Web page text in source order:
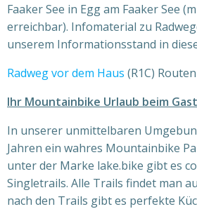
Faaker See in Egg am Faaker See
erreichbar). Infomaterial zu
unserem Informationsstand in
Radweg vor dem Haus (R1C)
Ihr Mountainbike Urlaub beim
In unserer unmittelbaren
Jahren ein wahres Mountainbike
unter der Marke lake.bike gibt es
Singletrails. Alle Trails findet man
nach den Trails gibt es perfekte